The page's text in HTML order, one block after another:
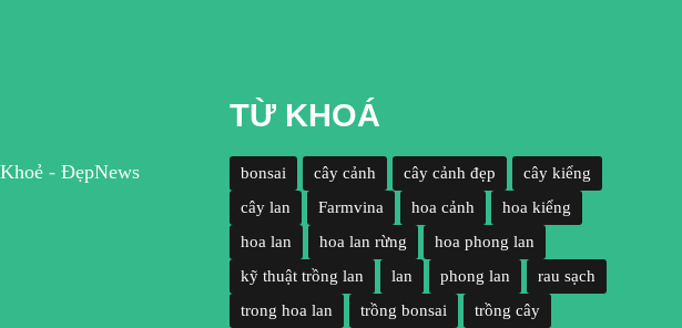
Khoẻ - ĐẹpNews
TỪ KHOÁ
bonsai cây cảnh cây cảnh đẹp
cây kiểng
cây lan
Farmvina hoa cảnh
hoa kiểng
hoa lan
hoa lan rừng
hoa phong lan
kỹ thuật trồng lan
lan phong lan
rau sạch
trong hoa lan
trồng bonsai trồng cây